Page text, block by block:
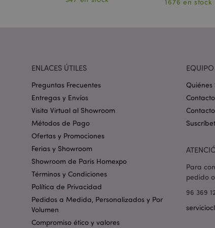
1676 en stock
ENLACES ÚTILES
Preguntas Frecuentes
Entregas y Envíos
Visita Virtual al Showroom
Métodos de Pago
Ofertas y Promociones
Ferias y Showroom
Showroom de Paris Homexpo
Términos y Condiciones
Política de Privacidad
Pedidos a Medida, Personalizados y Por
Volumen
Compromiso ético y valores
Quiénes
Contacto
Para
pedido
96 369
form_key
X-Magento-
mage-